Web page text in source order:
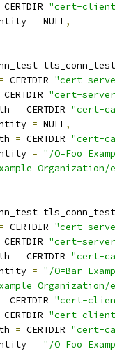
CERTDIR "cert-client-
= NULL,
= CERTDIR "cert-
CERTDIR "cert-
= CERTDIR "cert-
= NULL,
= CERTDIR "cert-
= "/O=Foo
Organization/
= CERTDIR "cert-
CERTDIR "cert-
= CERTDIR "cert-
= "/O=Bar
Organization/
= CERTDIR "cert-
CERTDIR "cert-client-
= CERTDIR "cert-
= "/O=Foo